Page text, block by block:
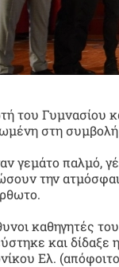
του Γυμνασίου
στη συμβολή
γεμάτο παλμό,
την
καθηγητές
και δίδαξε
Ελ.